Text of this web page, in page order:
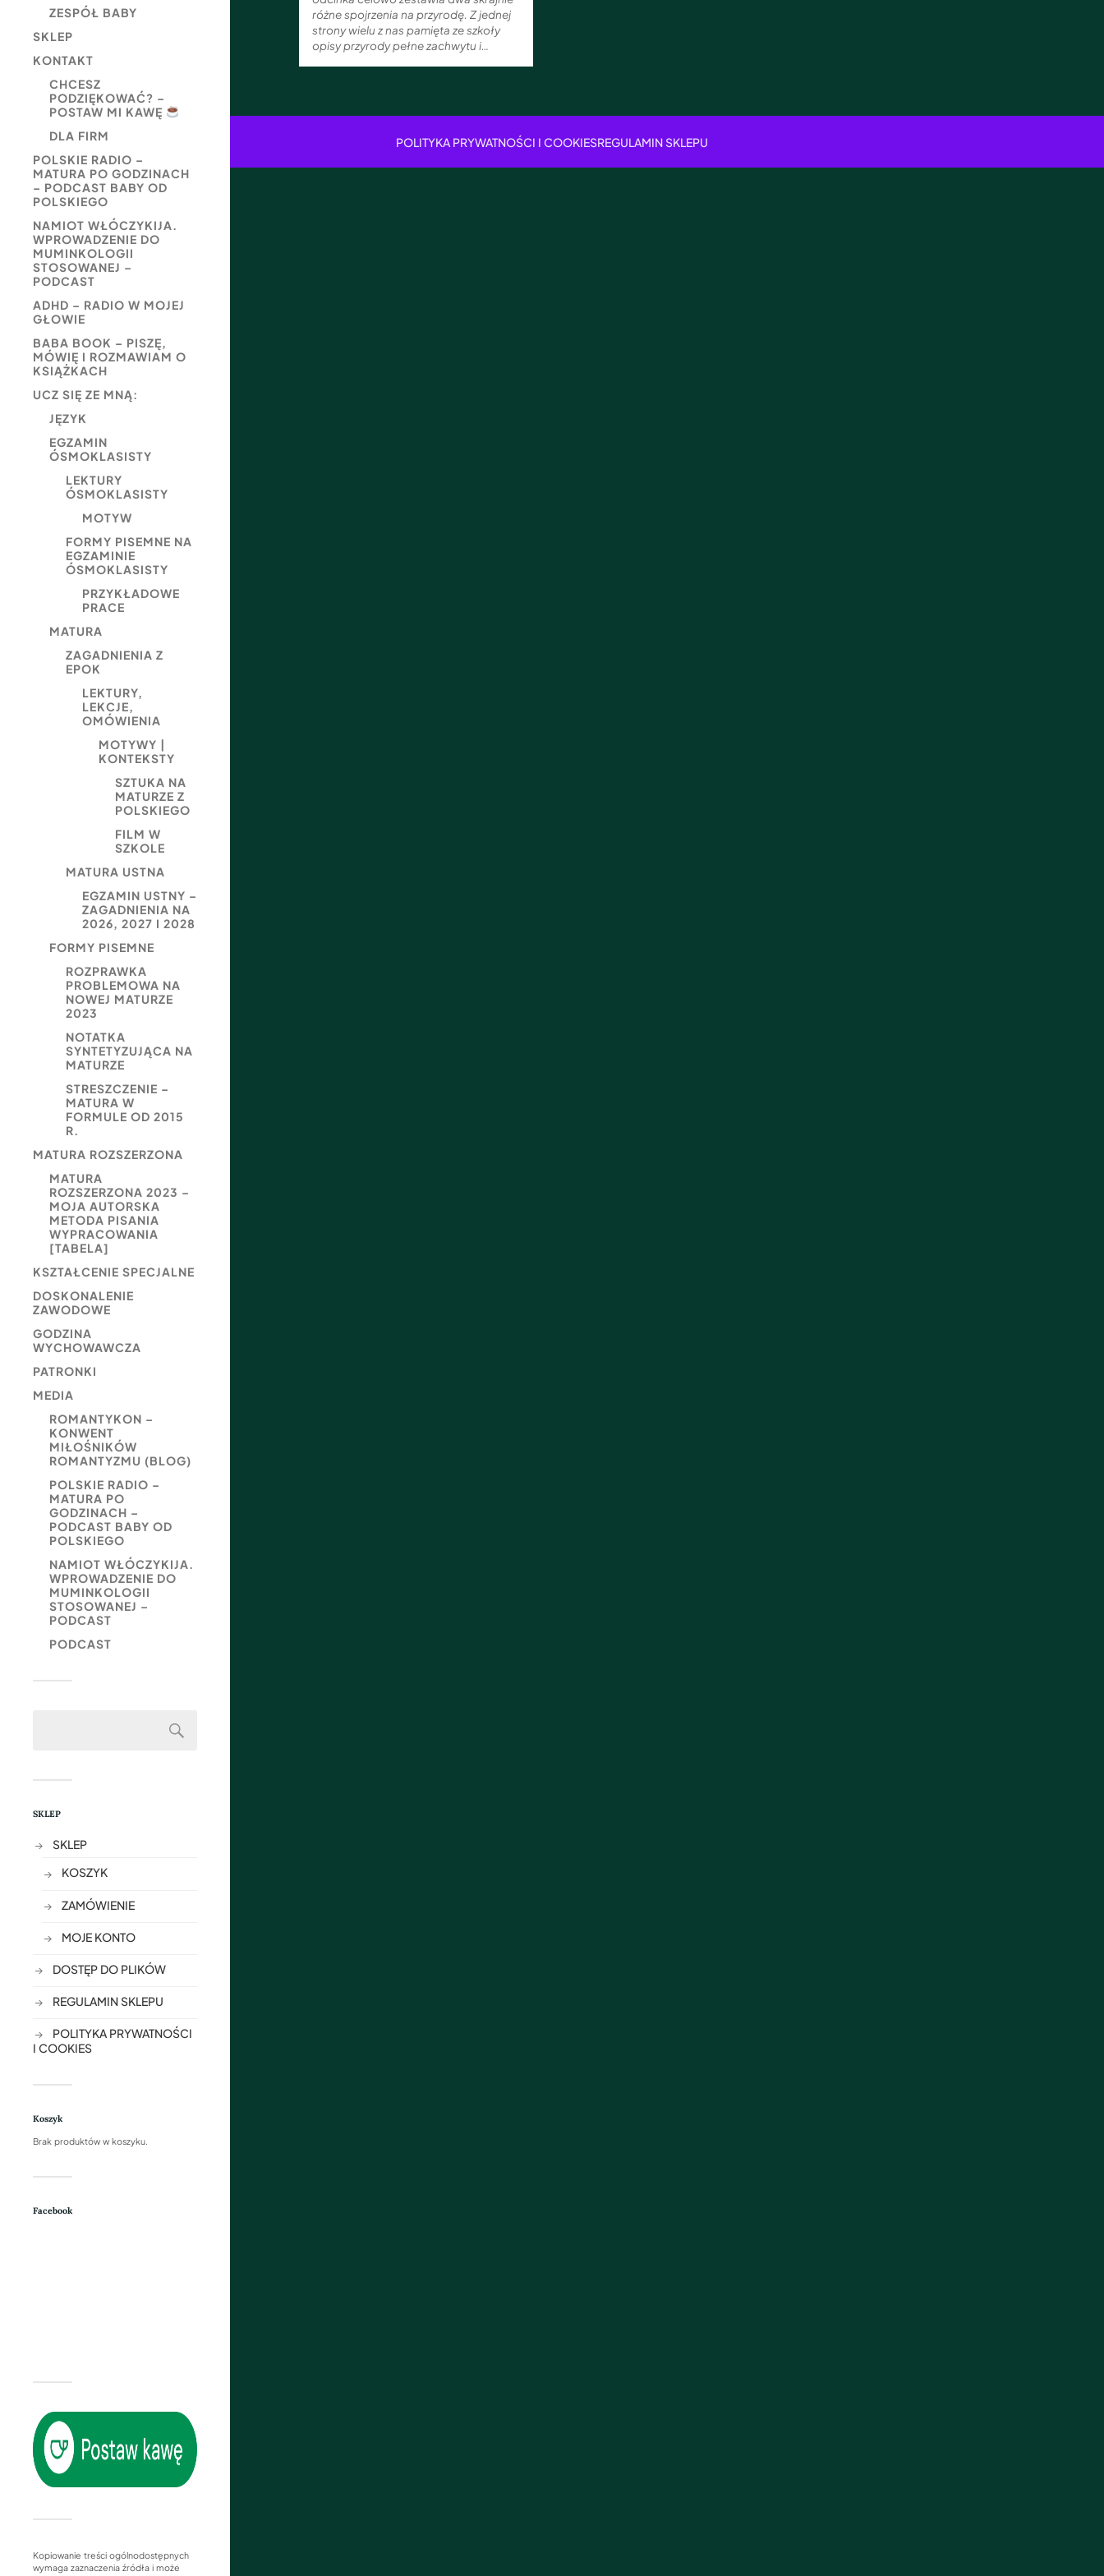
ZESPÓŁ BABY
SKLEP
KONTAKT
CHCESZ
PODZIĘKOWAĆ? –
POSTAW MI KAWĘ
DLA FIRM
POLSKIE RADIO –
MATURA PO GODZINACH
– PODCAST BABY OD
POLSKIEGO
NAMIOT WŁÓCZYKIJA.
WPROWADZENIE DO
MUMINKOLOGII
STOSOWANEJ –
PODCAST
ADHD – RADIO W MOJEJ
GŁOWIE
BABA BOOK – PISZĘ,
MÓWIĘ I ROZMAWIAM O
KSIĄŻKACH
UCZ SIĘ ZE MNĄ:
JĘZYK
EGZAMIN
ÓSMOKLASISTY
LEKTURY
ÓSMOKLASISTY
MOTYW
FORMY PISEMNE NA
EGZAMINIE
ÓSMOKLASISTY
PRZYKŁADOWE
PRACE
MATURA
ZAGADNIENIA Z
EPOK
LEKTURY,
LEKCJE,
OMÓWIENIA
MOTYWY |
KONTEKSTY
SZTUKA NA
MATURZE Z
POLSKIEGO
FILM W
SZKOLE
MATURA USTNA
EGZAMIN USTNY –
ZAGADNIENIA NA
2026, 2027 I 2028
FORMY PISEMNE
ROZPRAWKA
PROBLEMOWA NA
NOWEJ MATURZE
2023
NOTATKA
SYNTETYZUJĄCA NA
MATURZE
STRESZCZENIE –
MATURA W
FORMULE OD 2015
R.
MATURA ROZSZERZONA
MATURA
ROZSZERZONA 2023 –
MOJA AUTORSKA
METODA PISANIA
WYPRACOWANIA
[TABELA]
KSZTAŁCENIE SPECJALNE
DOSKONALENIE
ZAWODOWE
GODZINA
WYCHOWAWCZA
PATRONKI
MEDIA
ROMANTYKON –
KONWENT
MIŁOŚNIKÓW
ROMANTYZMU (BLOG)
POLSKIE RADIO –
MATURA PO
GODZINACH –
PODCAST BABY OD
POLSKIEGO
NAMIOT WŁÓCZYKIJA.
WPROWADZENIE DO
MUMINKOLOGII
STOSOWANEJ –
PODCAST
PODCAST
SKLEP
SKLEP
KOSZYK
ZAMÓWIENIE
MOJE KONTO
DOSTĘP DO PLIKÓW
REGULAMIN SKLEPU
POLITYKA PRYWATNOŚCI
I COOKIES
Koszyk
Brak produktów w koszyku.
Facebook
Kopiowanie treści ogólnodostępnych
wymaga zaznaczenia źródła i może
różne spojrzenia na przyrodę. Z jednej
strony wielu z nas pamięta ze szkoły
opisy przyrody pełne zachwytu i…
POLITYKA PRYWATNOŚCI I COOKIESREGULAMIN SKLEPU